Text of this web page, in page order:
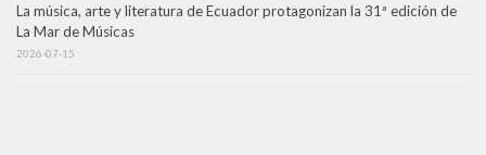
La música, arte y literatura de Ecuador protagonizan la 31ª edición de
La Mar de Músicas
2026-07-15